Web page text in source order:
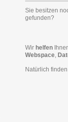
Sie besitzen
gefunden?
Wir helfen
Webspace,
Natürlich